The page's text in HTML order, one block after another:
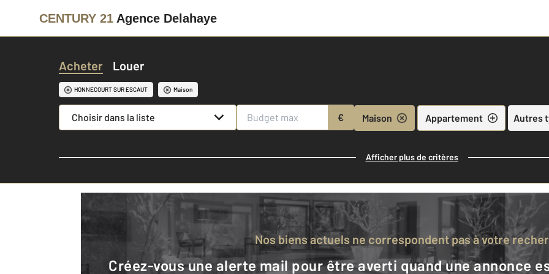
CENTURY 21 Agence Delahaye
Acheter Louer
HONNECOURT SUR ESCAUT Maison
Choisir dans la liste € Maison Appartement Autres
Afficher plus de critères
Nos biens actuels ne correspondent pas à votre
Créez-vous une alerte mail pour être averti quand une annonce est en ligne et consultez la